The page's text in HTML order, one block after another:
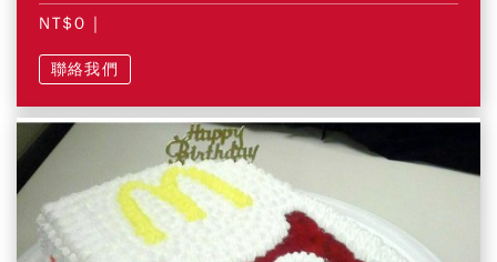
NT$0 |
聯絡我們